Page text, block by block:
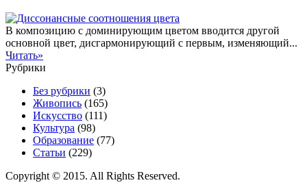
В композицию с доминирующим цветом вводится другой
основной цвет, дисгармонирующий с первым, изменяющий...
Читать»
Рубрики
Без рубрики (3)
Живопись (165)
Искусство (111)
Культура (98)
Образование (77)
Статьи (229)
Copyright © 2015. All Rights Reserved.